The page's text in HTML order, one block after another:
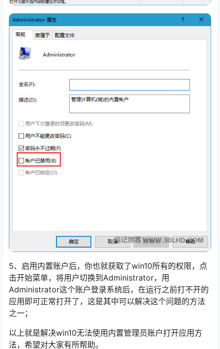
5、启用内置账户后，你也就获取了win10所有的权限，点
击开始菜单，将用户切换到Administrator，用
Administrator这个账户登录系统后，在运行之前打不开的
应用即可正常打开了，这是其中可以解决这个问题的方法
之一；
以上就是解决win10无法使用内置管理员账户打开应用方
法，希望对大家有所帮助。